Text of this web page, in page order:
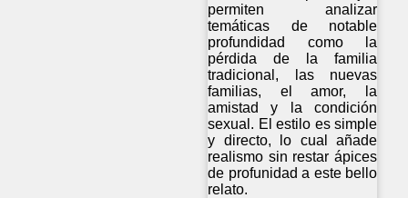
permiten analizar
temáticas de notable
profundidad como la
pérdida de la familia
tradicional, las nuevas
familias, el amor, la
amistad y la condición
sexual. El estilo es simple
y directo, lo cual añade
realismo sin restar ápices
de profunidad a este bello
relato.